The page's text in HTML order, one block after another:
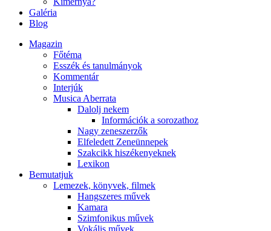
Galéria
Blog
Magazin
Főtéma
Esszék és tanulmányok
Kommentár
Interjúk
Musica Aberrata
Dalolj nekem
Információk a sorozathoz
Nagy zeneszerzők
Elfeledett Zeneünnepek
Szakcikk hiszékenyeknek
Lexikon
Bemutatjuk
Lemezek, könyvek, filmek
Hangszeres művek
Kamara
Szimfonikus művek
Vokális művek